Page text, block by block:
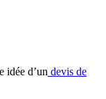
idée d’un devis de